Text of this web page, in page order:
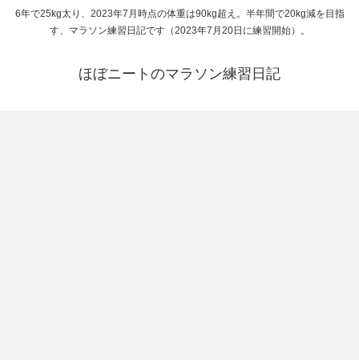
6年で25kg太り、2023年7月時点の体重は90kg超え。半年間で20kg減を目指
す、マラソン練習日記です（2023年7月20日に練習開始）。
ほぼニートのマラソン練習日記